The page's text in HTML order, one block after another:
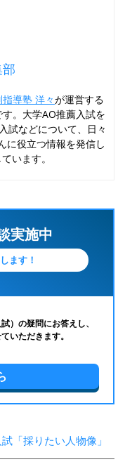
導塾 洋々が運営する
。大学AO推薦入試を
試などについて、日々
に役立つ情報を発信し
います。
実施中
ます！
）の疑問にお答えし、
いただきます。
「採りたい人物像」